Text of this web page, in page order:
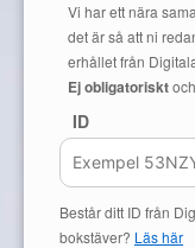
Vi har ett nära
det är så att ni
erhållet från
Ej obligatoriskt
ID
Består ditt ID från
bokstäver? Läs här